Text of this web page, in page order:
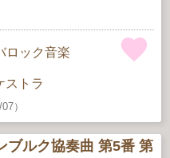
ロック音楽
ストラ
）
ブルク協奏曲 第5番 第